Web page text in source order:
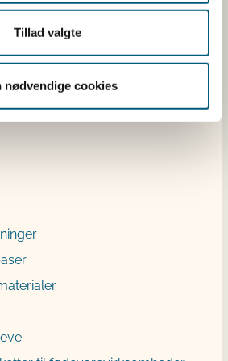
Tillad valgte
nødvendige cookies